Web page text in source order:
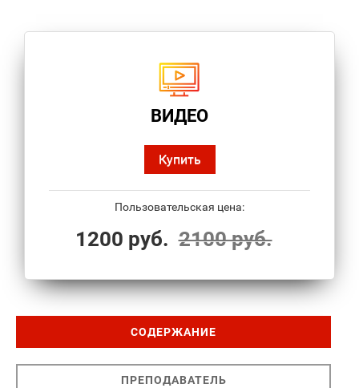
ВИДЕО
Купить
Пользовательская цена:
1200 руб. 2100 руб.
СОДЕРЖАНИЕ
ПРЕПОДАВАТЕЛЬ